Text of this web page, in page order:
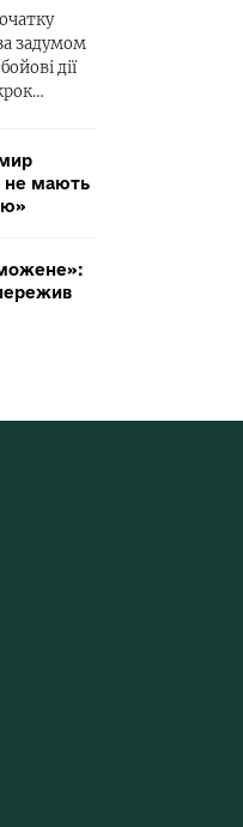
задумом
дії
не мають